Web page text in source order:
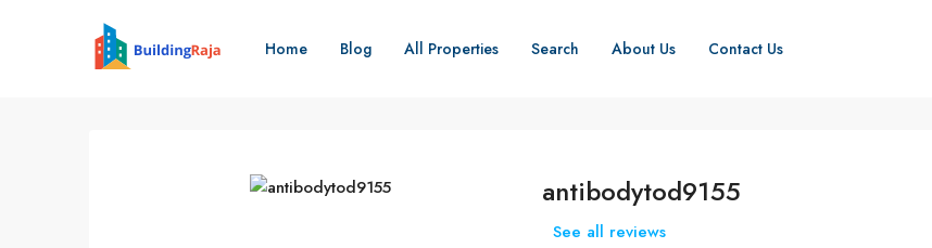
Home Blog All Properties Search About Us Contact Us
antibodytod9155
See all reviews